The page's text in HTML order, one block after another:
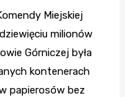
Miejskiej
milionów
Górniczej była
kontenerach
papierosów bez